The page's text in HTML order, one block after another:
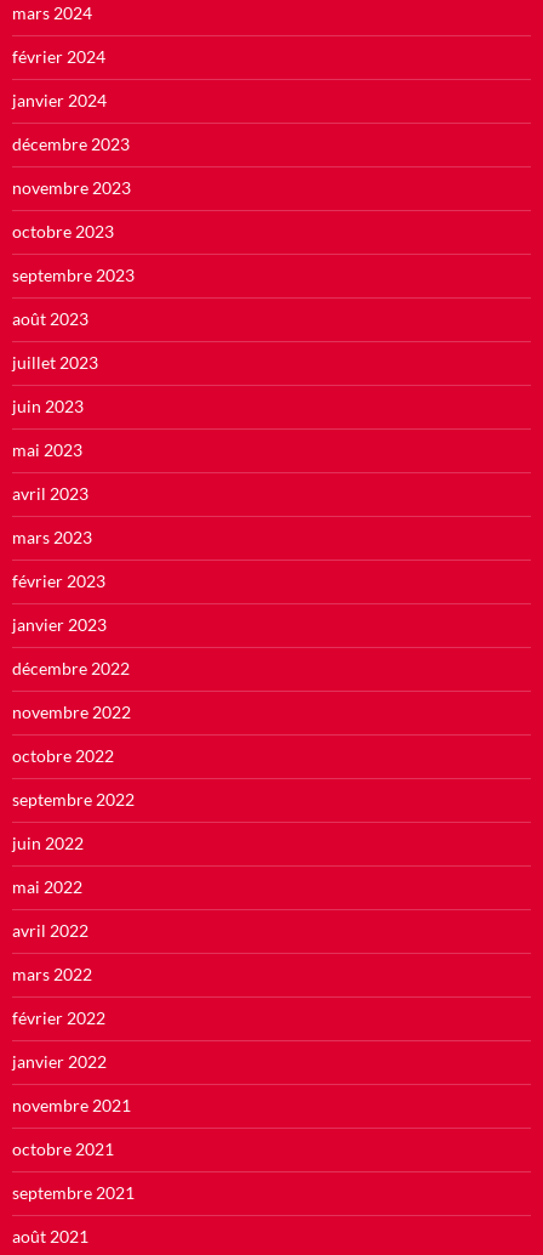
mars 2024
février 2024
janvier 2024
décembre 2023
novembre 2023
octobre 2023
septembre 2023
août 2023
juillet 2023
juin 2023
mai 2023
avril 2023
mars 2023
février 2023
janvier 2023
décembre 2022
novembre 2022
octobre 2022
septembre 2022
juin 2022
mai 2022
avril 2022
mars 2022
février 2022
janvier 2022
novembre 2021
octobre 2021
septembre 2021
août 2021